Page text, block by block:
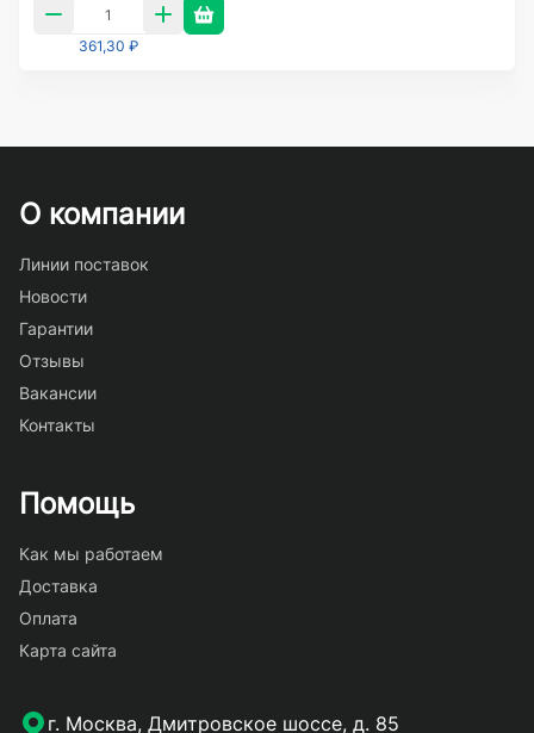
361,30 ₽
О компании
Линии поставок
Новости
Гарантии
Отзывы
Вакансии
Контакты
Помощь
Как мы работаем
Доставка
Оплата
Карта сайта
г. Москва, Дмитровское шоссе, д. 85